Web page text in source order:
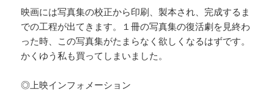
映画には写真集の校正から印刷、製本され、完成するま
での工程が出てきます。１冊の写真集の復活劇を見終わ
った時、この写真集がたまらなく欲しくなるはずです。
かくゆう私も買ってしまいました。
◎上映インフォメーション